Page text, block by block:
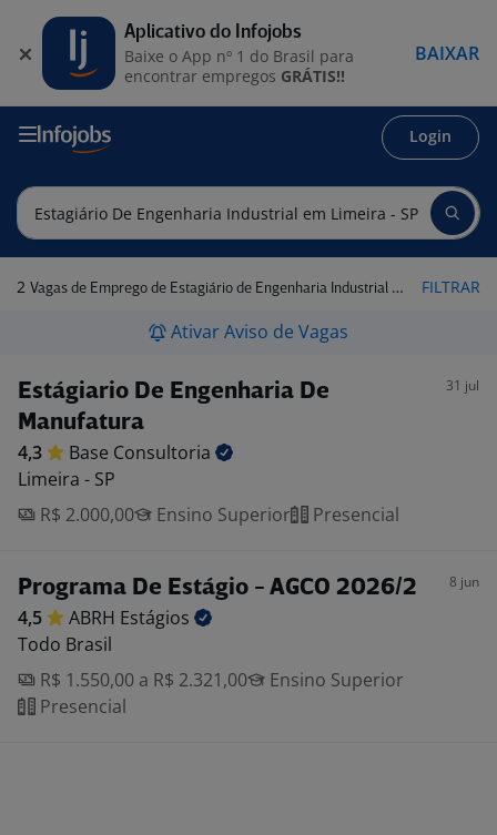
Login
2 Vagas de Emprego de Estagiário de Engenharia Industrial em Limeira - SP FILTRAR
Ativar Aviso de Vagas
Estágiario De Engenharia De
Manufatura
31 jul
4,3 Base Consultoria
Limeira - SP
R$ 2.000,00
Ensino Superior Presencial
Programa De Estágio - AGCO 2026/2 8 jun
4,5 ABRH Estágios
Todo Brasil
R$ 1.550,00 a R$ 2.321,00
Ensino Superior
Presencial
Aplicativo do Infojobs
Baixe o App nº 1 do Brasil para
encontrar empregos GRÁTIS!!
BAIXAR